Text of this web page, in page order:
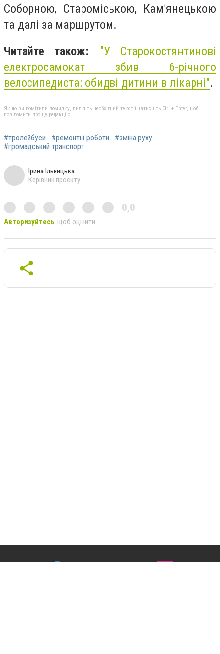
Соборною, Староміською, Кам’янецькою
та далі за маршрутом.
Читайте також: "У Старокостянтинові
електросамокат збив 6-річного
велосипедиста: обидві дитини в лікарні".
Якщо ви помітили помилку, виділіть необхідний текст і натисніть Ctrl + Enter, щоб
повідомити про це редакцію
#тролейбуси #ремонтні роботи
#зміна руху
#громадський транспорт
Ірина Ільницька
Керівник проєкту
0,0
Авторизуйтесь, щоб оцінити